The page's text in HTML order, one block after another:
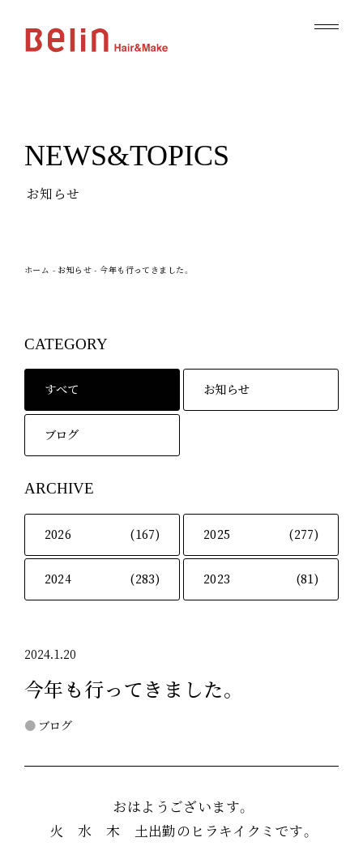
NEWS&TOPICS
お知らせ
ホーム - お知らせ -今年も行ってきました。
CATEGORY
すべて お知らせ
ブログ
ARCHIVE
2026 (167) 2025 (277)
2024 (283) 2023 (81)
2024.1.20
今年も行ってきました。
ブログ
おはようございます。
火 水 木 土出勤のヒラキイクミです。